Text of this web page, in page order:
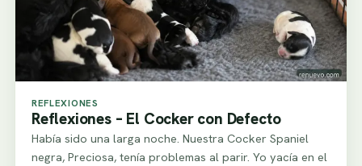
REFLEXIONES
Reflexiones – El Cocker con Defecto
Había sido una larga noche. Nuestra Cocker Spaniel
negra, Preciosa, tenía problemas al parir. Yo yacía en el